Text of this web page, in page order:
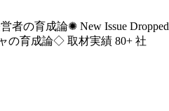
者の育成論✺ New Issue Dropped
の育成論◇ 取材実績 80+ 社